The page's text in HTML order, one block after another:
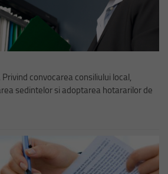
convocarea consiliului local,
sedintelor si adoptarea hotararilor de